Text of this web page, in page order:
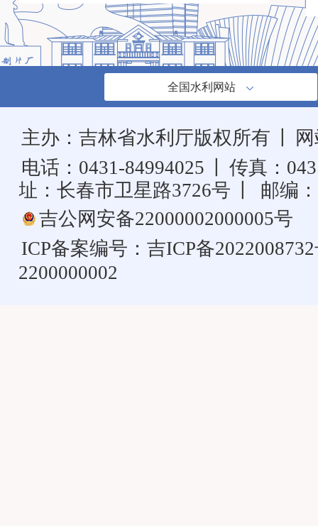
全国水利网站
主办：吉林省水利厅版权所有
电话：0431-84994025
传真：
址：长春市卫星路3726号
邮编
吉公网安备22000002000005号
ICP备案编号：吉ICP备
2200000002